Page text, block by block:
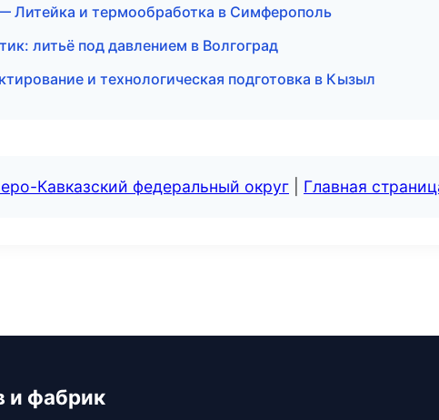
Литейка и термообработка в Симферополь
литьё под давлением в Волгоград
и технологическая подготовка в Кызыл
Кавказский федеральный округ Главная
и фабрик